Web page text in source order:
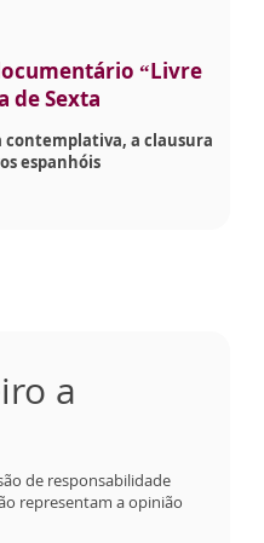
“Livre
de Sexta
a clausura
espanhóis
a
de responsabilidade
representam a opinião